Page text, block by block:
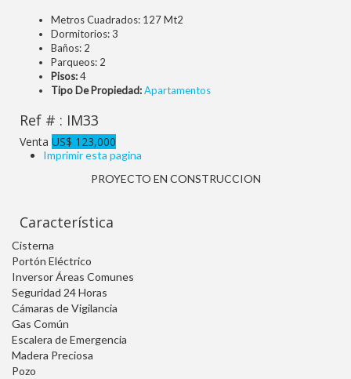
Metros Cuadrados: 127 Mt2
Dormitorios:3
Baños: 2
Parqueos: 2
Pisos:4
Tipo De Propiedad:Apartamentos
Ref # : IM33
Venta US$ 123,000
Imprimir esta pagina
PROYECTO EN CONSTRUCCION
Característica
Cisterna
Portón Eléctrico
Inversor Áreas Comunes
Seguridad 24 Horas
Cámaras de Vigilancia
Gas Común
Escalera de Emergencia
Madera Preciosa
Pozo